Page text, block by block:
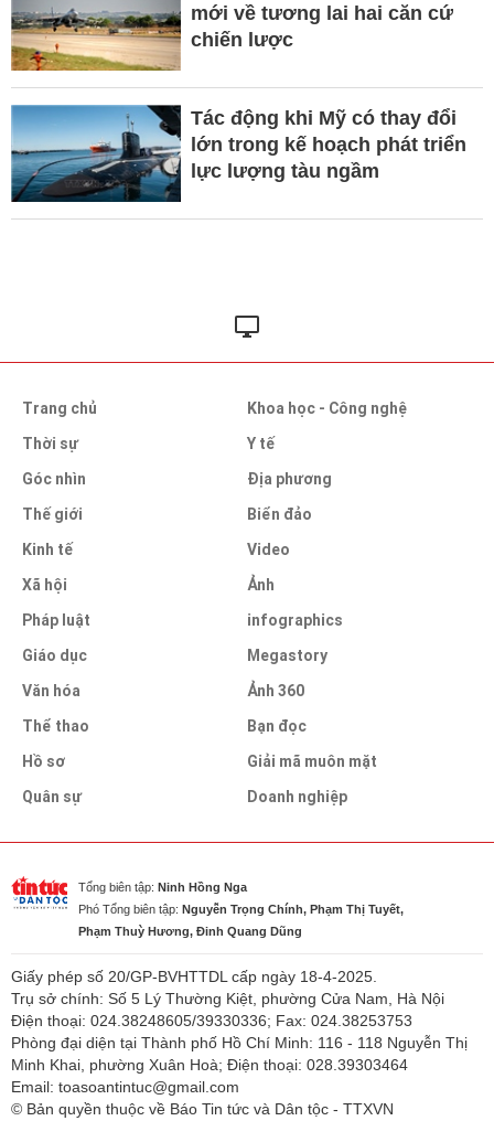
mới về tương lai hai căn cứ
chiến lược
Tác động khi Mỹ có thay đổi
lớn trong kế hoạch phát triển
lực lượng tàu ngầm
Trang chủ
Thời sự
Góc nhìn
Thế giới
Kinh tế
Xã hội
Pháp luật
Giáo dục
Văn hóa
Thể thao
Hồ sơ
Quân sự
Khoa học - Công nghệ
Y tế
Địa phương
Biển đảo
Video
Ảnh
infographics
Megastory
Ảnh 360
Bạn đọc
Giải mã muôn mặt
Doanh nghiệp
Tổng biên tập: Ninh Hồng Nga
Phó Tổng biên tập: Nguyễn Trọng Chính, Phạm Thị Tuyết,
Phạm Thuỳ Hương, Đinh Quang Dũng
Giấy phép số 20/GP-BVHTTDL cấp ngày 18-4-2025.
Trụ sở chính: Số 5 Lý Thường Kiệt, phường Cửa Nam, Hà Nội
Điện thoại: 024.38248605/39330336; Fax: 024.38253753
Phòng đại diện tại Thành phố Hồ Chí Minh: 116 - 118 Nguyễn Thị
Minh Khai, phường Xuân Hoà; Điện thoại: 028.39303464
Email: toasoantintuc@gmail.com
© Bản quyền thuộc về Báo Tin tức và Dân tộc - TTXVN